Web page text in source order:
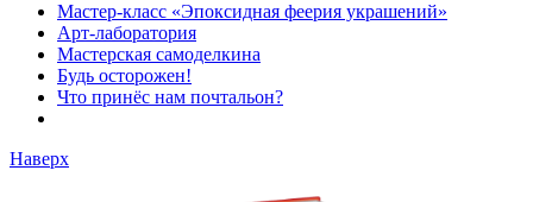
Мастер-класс «Эпоксидная феерия украшений»
Арт-лаборатория
Мастерская самоделкина
Будь осторожен!
Что принёс нам почтальон?
Наверх